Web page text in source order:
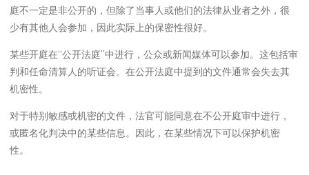
庭不一定是非公开的，但除了当事人或他们的法律从业者之外，很
少有其他人会参加，因此实际上的保密性很好。
某些开庭在“公开法庭”中进行，公众或新闻媒体可以参加。这包括审
判和任命清算人的听证会。在公开法庭中提到的文件通常会失去其
机密性。
对于特别敏感或机密的文件，法官可能同意在不公开庭审中进行，
或匿名化判决中的某些信息。因此，在某些情况下可以保护机密
性。